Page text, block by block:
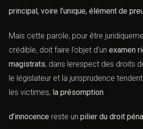
principal, voire l’unique, élément de
Mais cette parole, pour être
crédible, doit faire l’objet d’un examen
magistrats, dans lerespect des droits
le législateur et la jurisprudence
les victimes, la présomption
d’innocence reste un pilier du droit